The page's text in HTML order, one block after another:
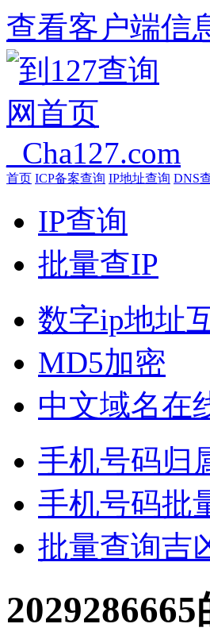
查看客户端信
首页 ICP备案查询 IP地址查询 DNS
IP查询
批量查IP
数字ip地址
MD5加密
中文域名在
手机号码归
手机号码批
批量查询吉